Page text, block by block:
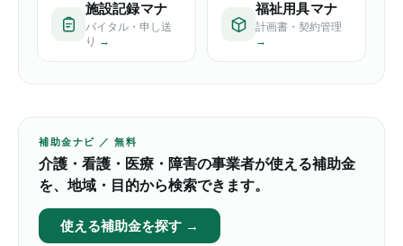
施設記録マナ
バイタル・申し送
り →
福祉用具マナ
計画書・契約管理
→
補助金ナビ ／ 無料
介護・看護・医療・障害の事業者が使える補助金
を、地域・目的から検索できます。
使える補助金を探す →